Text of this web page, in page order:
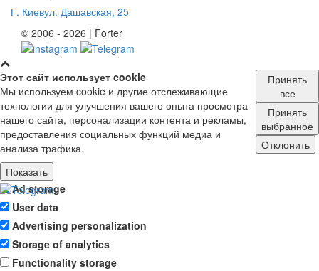
Г. Киевул. Дашавская, 25
© 2006 - 2026 | Forter
Этот сайт использует cookie
Мы используем cookie и другие отслеживающие
технологии для улучшения вашего опыта просмотра
нашего сайта, персонализации контента и рекламы,
предоставления социальных функций медиа и
анализа трафика.
Показать
Ad storage
User data
Advertising personalization
Storage of analytics
Functionality storage
Принять
все
Принять
выбранное
Отклонить